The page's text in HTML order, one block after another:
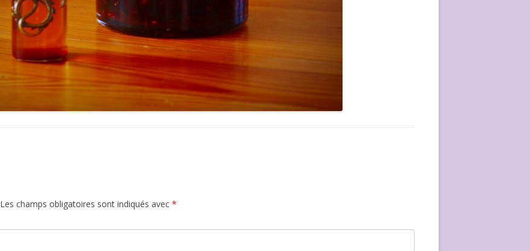
Les champs obligatoires sont indiqués avec *